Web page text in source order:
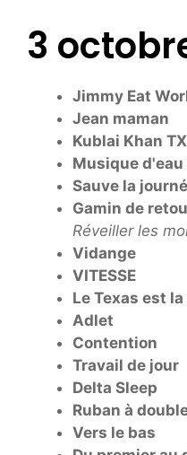
3
Jimmy Eat
Jean maman
Kublai Khan TX
Musique
Sauve la
Gamin de
Réveiller les
Vidange
VITESSE
Le Texas est
Adlet
Contention
Travail de jour
Delta Sleep
Ruban à
Vers le bas